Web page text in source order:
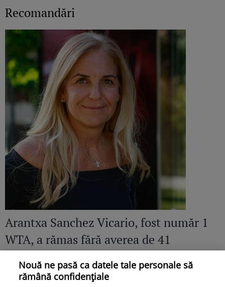
Recomandări
Arantxa Sanchez Vicario, fost număr 1
WTA, a rămas fără averea de 41
acuzații grave fostului soț
Nouă ne pasă ca datele tale personale să
rămână confidențiale